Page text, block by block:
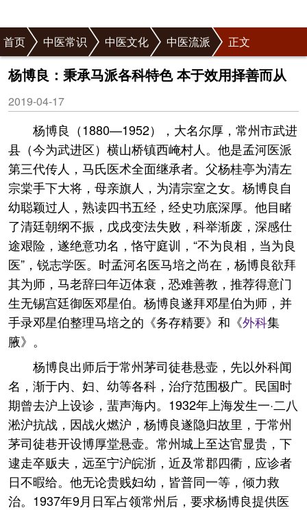
首页 中医常识 中医文化 中医流派 正文
杨博良：秉承马派各科特色 本于效用择善而从
2019-04-17
杨博良（1880—1952），大名尔厚，常州市武进
县（今为武进区）横山桥镇西崦村人。他是孟河医派
第三代传人，马氏医术全面继承者。父杨桂亭为清左
宗棠手下大将，母亲旗人，为清宗室之女。杨博良自
幼聪颖过人，熟读四书五经，经史功底深厚。他目睹
了清廷朝纲不振，戊戌变法失败，科举渐废，深感仕
途艰险，遂绝意功名，恪守庭训，“不为良相，当为良
医”，锐志学医。时孟河名医马培之尚在，杨博良欲拜
其为师，马老辞曰年迈体衰，恐难善教，推荐得意门
生无锡宫廷御医邓星伯。杨博良遂拜邓星伯为师，并
手录邓星伯整理马培之的《务存精要》和《外科集
腋》。
杨博良出师后于常州茅司徒巷悬壶，先以外科闻
名，渐于内、妇、幼等各科，治疗范围极广。民国时
期曾去沪上设诊，蜚声海内。1932年上海发生一·二八
淞沪抗战，因战火燃沪，杨博良遂隐归故里，于常州
茅司徒巷开设博厚堂悬壶。常州城上至达官显贵，下
逮走卒贩夫，远至宁沪皖浙，近及常郡四衢，应诊者
日不暇给。他无论贵贱妇幼，皆普同一等，倾力救
治。1937年9月日军占领常州后，要求杨博良提供医